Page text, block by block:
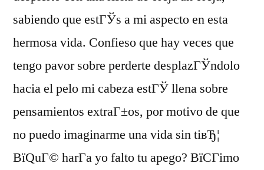
sabiendo que estГЎs a mi aspecto en esta
hermosa vida. Confieso que hay veces que
tengo pavor sobre perderte desplazГЎndolo
hacia el pelo mi cabeza estГЎ llena sobre
pensamientos extraГ±os, por motivo de que
no puedo imaginarme una vida sin tiвЂ¦
ВїQuГ© harГ­a yo falto tu apego? ВїCГіmo